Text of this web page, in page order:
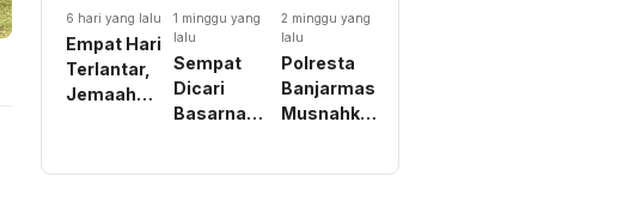
6 hari yang lalu
Empat Hari
Terlantar,
Jemaah
Tour
1 minggu yang
lalu
Sempat
Dicari
Basarnas
2 minggu yang
lalu
Polresta
Banjarmasin
Musnahkan